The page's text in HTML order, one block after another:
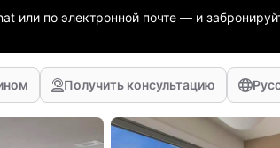
или по электронной почте — и
Получить консультацию